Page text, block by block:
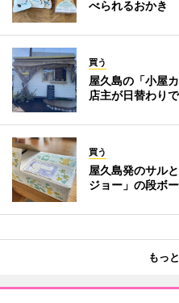
べられるおかき
買う
屋久島の「小屋
店主が日替わり
買う
屋久島発のサル
ジョー」の段ボ
もっ